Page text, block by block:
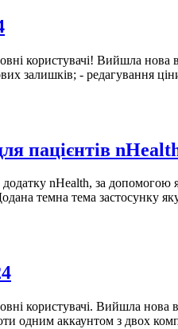
користувачі! Вийшла
залишків; - редагування
пацієнтів nHealth
nHealth, за допомогою
темна тема застосунку
користувачі. Вийшла
одним аккаунтом з двох